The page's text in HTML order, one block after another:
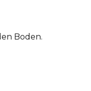
Boden.